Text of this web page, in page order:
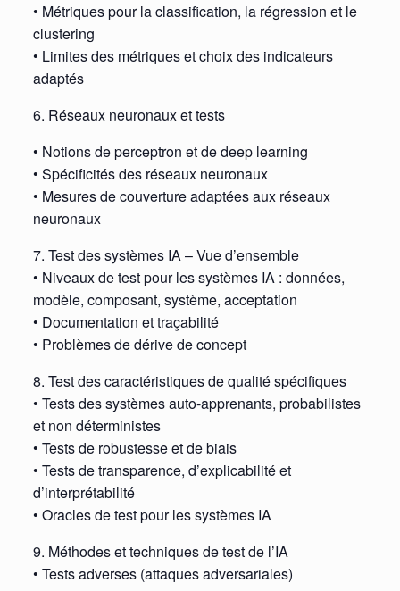
• Métriques pour la classification, la régression et le
clustering
• Limites des métriques et choix des indicateurs
adaptés
6. Réseaux neuronaux et tests
• Notions de perceptron et de deep learning
• Spécificités des réseaux neuronaux
• Mesures de couverture adaptées aux réseaux
neuronaux
7. Test des systèmes IA – Vue d’ensemble
• Niveaux de test pour les systèmes IA : données,
modèle, composant, système, acceptation
• Documentation et traçabilité
• Problèmes de dérive de concept
8. Test des caractéristiques de qualité spécifiques
• Tests des systèmes auto-apprenants, probabilistes
et non déterministes
• Tests de robustesse et de biais
• Tests de transparence, d’explicabilité et
d’interprétabilité
• Oracles de test pour les systèmes IA
9. Méthodes et techniques de test de l’IA
• Tests adverses (attaques adversariales)